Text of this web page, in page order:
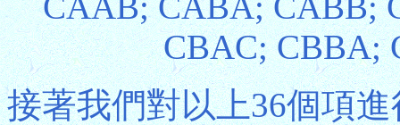
CBAC; CBBA;
接著我們對以上36個項